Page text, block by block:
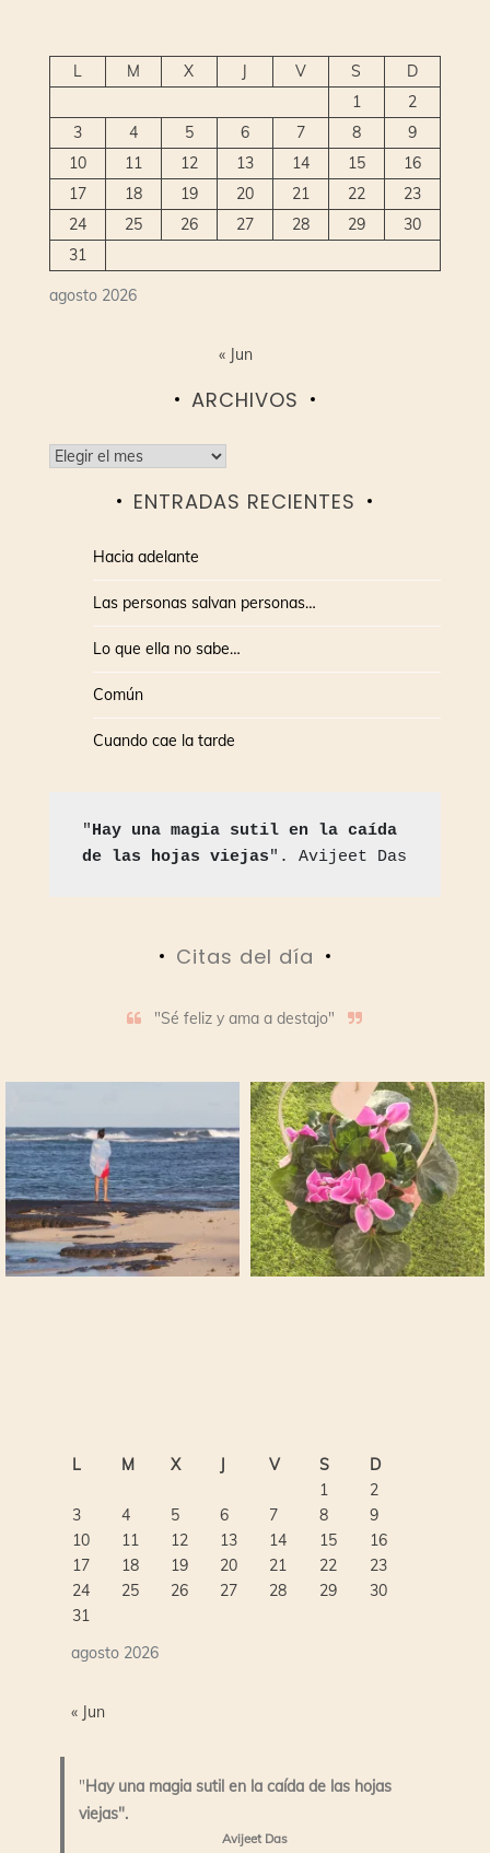
agosto 2026
L M X J V S
D
1
2
3
4 5 6 7 8
9
10
11 12 13 14 15
16
17
18 19 20 21 22
23
24
25 26 27 28 29
30
31
« Jun
ARCHIVOS
Archivos
ENTRADAS RECIENTES
Hacia adelante
Las personas salvan personas…
Lo que ella no sabe…
Común
Cuando cae la tarde
"Hay una magia sutil en la caída
de las hojas viejas". Avijeet Das
Citas del día
"Sé feliz y ama a destajo"
agosto 2026
L M X J V S
D
1
2
3
4 5 6 7 8
9
10
11 12 13 14 15
16
17
18 19 20 21 22
23
24
25 26 27 28 29
30
31
« Jun
"Hay una magia sutil en la caída de las hojas
viejas".
Avijeet Das